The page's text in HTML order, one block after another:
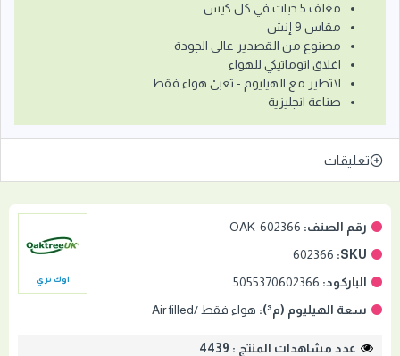
رقم الصنف: OAK-602366
SKU:
602366
الباركود: 5055370602366
سعة الهيليوم (م³):
هواء فقط /Air filled
اوك تري
عدد مشاهدات المنتج : 4439
مغلف 5 حبات في كل كيس
مقاس 9 إنش
مصنوع من القصدير عالي الجودة
اغلاق اتوماتيكي للهواء
لاتطير مع الهيليوم - تعبىْ هواء فقط
صناعة انجليزية
تعليقات